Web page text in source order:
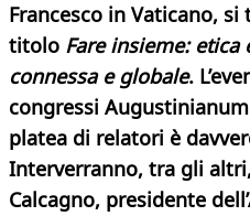
Francesco in Vaticano,
titolo Fare insieme: etica
connessa e globale.
congressi
platea di relatori è
Interverranno, tra gli
Calcagno, presidente